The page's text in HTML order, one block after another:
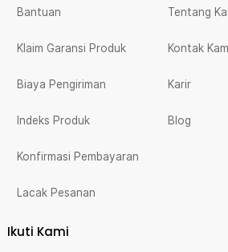
Bantuan
Klaim Garansi Produk
Biaya Pengiriman
Indeks Produk
Konfirmasi Pembayaran
Lacak Pesanan
Tentang
Kontak
Karir
Blog
Ikuti Kami